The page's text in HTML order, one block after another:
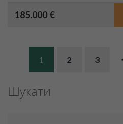
185.000 €
1 2 3
Шукати